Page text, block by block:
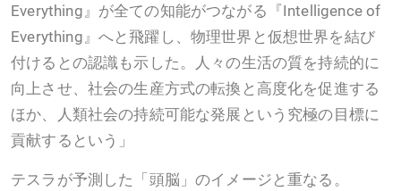
Everything』が全ての知能がつながる『Intelligence of
Everything』へと飛躍し、物理世界と仮想世界を結び
付けるとの認識も示した。人々の生活の質を持続的に
向上させ、社会の生産方式の転換と高度化を促進する
ほか、人類社会の持続可能な発展という究極の目標に
貢献するという」
テスラが予測した「頭脳」のイメージと重なる。